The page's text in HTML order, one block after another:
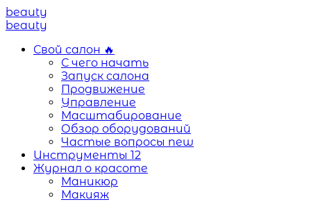
Menu
beauty
Search
Menu
beauty
Свой салон 🔥
С чего начать
Запуск салона
Продвижение
Управление
Масштабирование
Обзор оборудований
Частые вопросы new
Инструменты 12
Журнал о красоте
Маникюр
Макияж